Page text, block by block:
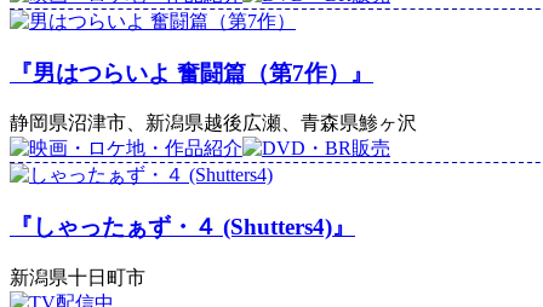
『男はつらいよ 奮闘篇（第7作）』
静岡県沼津市、新潟県越後広瀬、青森県鯵ヶ沢
『しゃったぁず・４ (Shutters4)』
新潟県十日町市